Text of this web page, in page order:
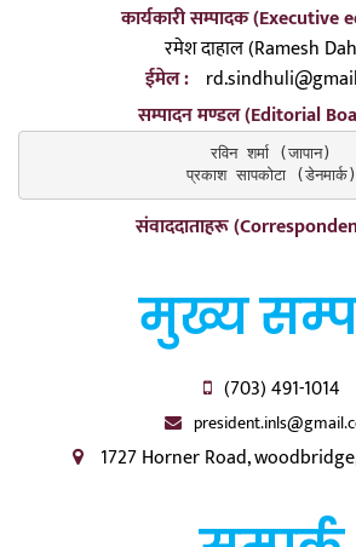
कार्यकारी सम्पादक (Executive
रमेश दाहाल (Ramesh
ईमेल :
सम्पादन मण्डल (Editorial
रविन शर्मा (जापान)
प्रकाश सापकोटा (डेनमार्क)
संवाददाताहरू
मुख्य
(703) 491-1014
1727 Horner Road, woodbridge,